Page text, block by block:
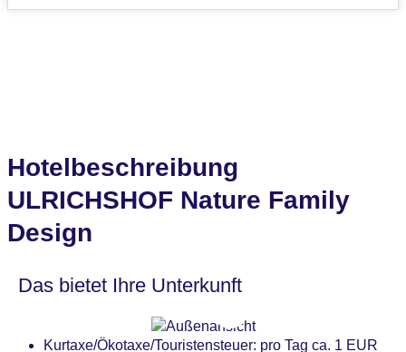
Hotelbeschreibung
ULRICHSHOF Nature Family
Design
Das bietet Ihre Unterkunft
Kurtaxe/Ökotaxe/Touristensteuer: pro Tag ca. 1 EUR